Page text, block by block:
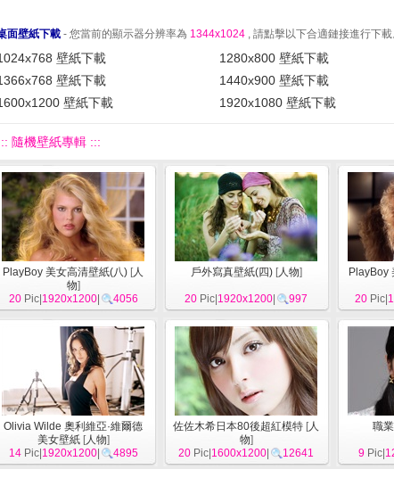
面壁紙下載 - 您當前的顯示器分辨率為 1344x1024 , 請點擊以下合適鏈接進行下載
壁紙下載 1280x800 壁紙下載
壁紙下載
1440x900 壁紙下載
壁紙下載
1920x1080 壁紙下載
隨機壁紙專輯 :::
PlayBoy 美女高清壁紙(八) [人
物]
20Pic| 1920x1200| 4056
戶外寫真壁紙(四)[人物]
20 Pic| 1920x1200 997
PlayBoy
20Pic|
Olivia Wilde 奧利維亞·維爾德
美女壁紙[人物]
14Pic| 1920x1200| 4895
佐佐木希日本80後超紅模特 [人
物]
20 Pic| 1600x1200 12641
職
9Pic|